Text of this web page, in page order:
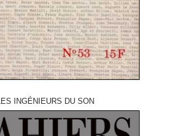
LES INGÉNIEURS DU SON